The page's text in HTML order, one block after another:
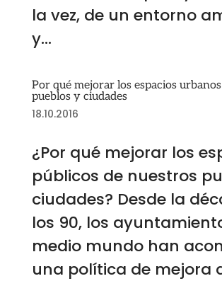
la vez, de un entorno
y...
Por qué mejorar los espacios
pueblos y ciudades
18.10.2016
¿Por qué mejorar los
públicos de nuestros
ciudades? Desde la
los 90, los
medio mundo han
una política de mejora